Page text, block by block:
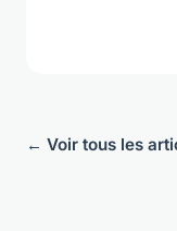
← Voir tous les